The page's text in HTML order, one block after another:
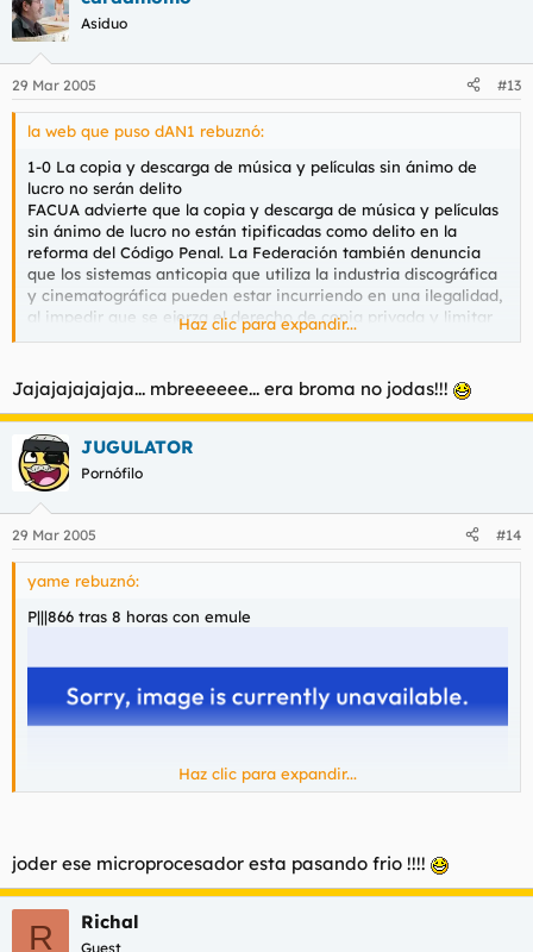
Asiduo
29 Mar 2005 #13
la web que puso dAN1 rebuznó:
1-0 La copia y descarga de música y películas sin ánimo de
lucro no serán delito
FACUA advierte que la copia y descarga de música y películas
sin ánimo de lucro no están tipificadas como delito en la
reforma del Código Penal. La Federación también denuncia
que los sistemas anticopia que utiliza la industria discográfica
y cinematográfica pueden estar incurriendo en una ilegalidad,
al impedir que se ejerza el derecho de copia privada y limitar
las funciones propias de los discos.
Haz clic para expandir...
Jajajajajajaja... mbreeeeee... era broma no jodas!!!
JUGULATOR
Pornófilo
29 Mar 2005 #14
yame rebuznó:
P|||866 tras 8 horas con emule
Haz clic para expandir...
joder ese microprocesador esta pasando frio !!!!
R Richal
Guest